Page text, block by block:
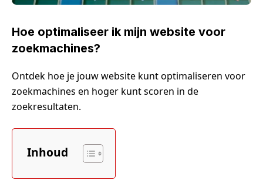
Hoe optimaliseer ik mijn website voor
zoekmachines?
Ontdek hoe je jouw website kunt optimaliseren voor
zoekmachines en hoger kunt scoren in de
zoekresultaten.
Inhoud